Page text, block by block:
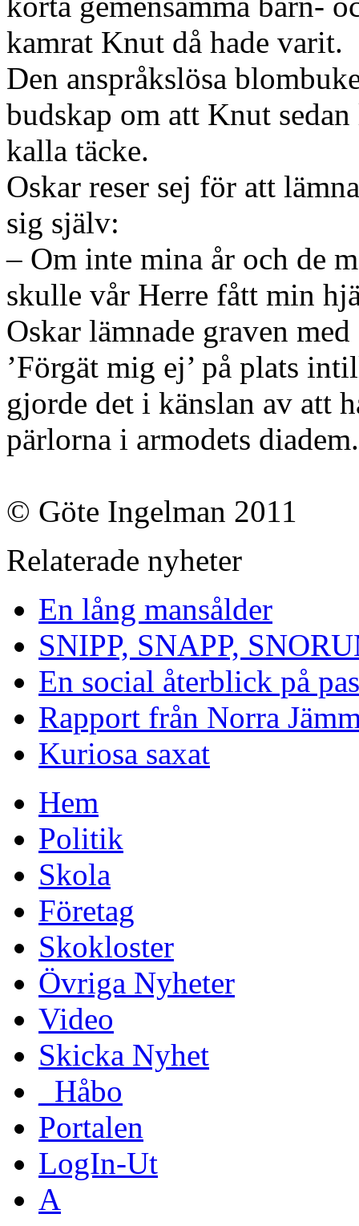
kamrat Knut då hade varit.
Den anspråkslösa
budskap om att Knut
kalla täcke.
Oskar reser sej för att
sig själv:
– Om inte mina år och de
skulle vår Herre fått min
Oskar lämnade graven
’Förgät mig ej’ på plats
gjorde det i känslan av att
pärlorna i armodets diadem.
© Göte Ingelman 2011
Relaterade nyheter
En lång mansålder
SNIPP, SNAPP,
En social återblick på
Rapport från Norra
Kuriosa saxat
Hem
Politik
Skola
Företag
Skokloster
Övriga Nyheter
Video
Skicka Nyhet
_Håbo
Portalen
LogIn-Ut
A